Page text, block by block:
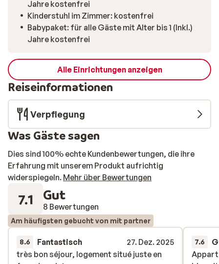
Jahre kostenfrei
Kinderstuhl im Zimmer: kostenfrei
Babypaket: für alle Gäste mit Alter bis 1 (Inkl.)
Jahre kostenfrei
Alle Einrichtungen anzeigen
Reiseinformationen
Verpflegung
Was Gäste sagen
Dies sind 100% echte Kundenbewertungen, die ihre
Erfahrung mit unserem Produkt aufrichtig
widerspiegeln. Mehr über Bewertungen
7.1 Gut
8 Bewertungen
Am häufigsten gebucht von mit partner
8.6 Fantastisch
27. Dez. 2025
très bon séjour, logement situé juste en
très bon séjour, logement situé juste en
7.6